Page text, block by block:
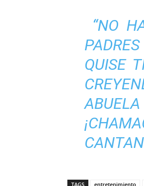
“NO
QUISE
TAGS entretenimiento